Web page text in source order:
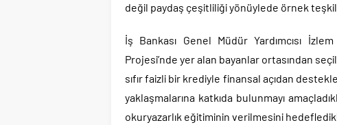
değil paydaş çeşitliliği yönüylede örnek
İş Bankası Genel Müdür Yardımcısı
Projesi’nde yer alan bayanlar ortasından
sıfır faizli bir krediyle finansal açıdan
yaklaşmalarına katkıda bulunmayı
okuryazarlık eğitiminin verilmesini